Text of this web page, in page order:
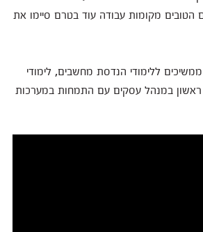
הטובים מקומות עבודה עוד בטרם סיימו את
ללימודי הנדסת מחשבים, לימודי
במנהל עסקים עם התמחות במערכות